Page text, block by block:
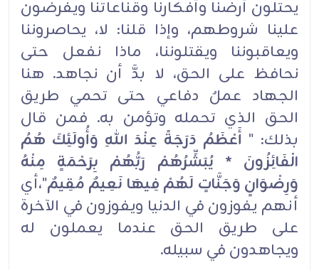
يحتلون أرضنا وأفكارنا وقناعاتنا ويفرضون
علينا شروطهم، وإذا قلنا: لا، يحاصروننا
ويعاقبوننا ويقتلوننا، ماذا نفعل حتى
نحافظ على الحق، لا بدَّ أن نجاهد. هنا
الجهاد عملٌ دفاعي حتى تحمي طريق
الحق الذي تحمله وتؤمن به. فمن قال
بذلك: " أَعْظَمُ دَرَجَةً عِنْدَ اللهِ وَأُولَئِكَ هُمُ
الْفَائِزُونَ * يُبَشِّرُهُمْ رَبُّهُمْ بِرَحْمَةٍ مِنْهُ
وَرِضْوَانٍ وَجَنَّاتٍ لَهُمْ فِيهَا نَعِيمٌ مُقِيمٌ"،أي
أنهم يفوزون في الدنيا ويفوزون في الآخرة
على طريق الحق عندما يعملون له
ويجاهدون في سبيله.